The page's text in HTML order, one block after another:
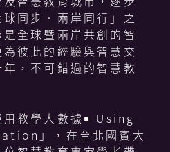
同步‧兩岸同行」之
全球暨兩岸共創的智
彼此的經驗與智慧交
，不可錯過的智慧教
用教學大數據￭ Using
」，在台北國賓大